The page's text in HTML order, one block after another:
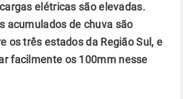
elétricas são elevadas.
acumulados de chuva são
os três estados da Região Sul, e
facilmente os 100mm nesse